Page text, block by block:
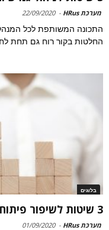
מערכת HRus -
22/09/2020
התכונה המשותפת לכל
החלטות בקור רוח גם תחת
בלוגים
3 שיטות לשיפור פיתוח העובדים
מערכת HRus -
01/09/2020